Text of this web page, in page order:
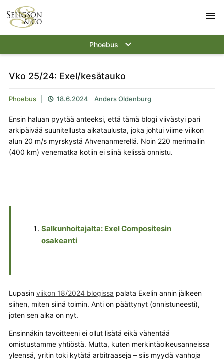
menu
Phoebus keyboard_arrow_down
Vko 25/24: Exel/kesätauko
Phoebus 18.6.2024 Anders Oldenburg
Ensin haluan pyytää anteeksi, että tämä blogi viivästyi pari
arkipäivää suunitellusta aikataulusta, joka johtui viime viikon
alun 20 m/s myrskystä Ahvenanmerellä. Noin 220 merimailin
(400 km) venematka kotiin ei siinä kelissä onnistu.
Salkunhoitajalta: Exel Compositesin
osakeanti
Lupasin viikon 18/2024 blogissa palata Exelin annin jälkeen
siihen, miten siinä toimin. Anti on päättynyt (onnistuneesti),
joten sen aika on nyt.
Ensinnäkin tavoitteeni ei ollut lisätä eikä vähentää
omistustamme yhtiöstä. Mutta, kuten merkintäoikeusanneissa
yleensä, yritin toki kytätä arbitraaseja – siis myydä vanhoja